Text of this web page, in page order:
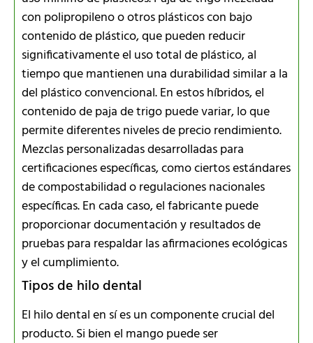
con polipropileno o otros plásticos con bajo
contenido de plástico, que pueden reducir
significativamente el uso total de plástico, al
tiempo que mantienen una durabilidad similar a la
del plástico convencional. En estos híbridos, el
contenido de paja de trigo puede variar, lo que
permite diferentes niveles de precio rendimiento.
Mezclas personalizadas desarrolladas para
certificaciones específicas, como ciertos estándares
de compostabilidad o regulaciones nacionales
específicas. En cada caso, el fabricante puede
proporcionar documentación y resultados de
pruebas para respaldar las afirmaciones ecológicas
y el cumplimiento.
Tipos de hilo dental
El hilo dental en sí es un componente crucial del
producto. Si bien el mango puede ser